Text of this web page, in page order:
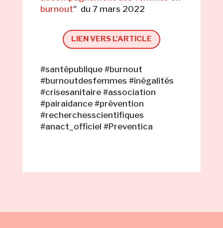
burnout" du 7 mars 2022
LIEN VERS L'ARTICLE
#santépublique #burnout
#burnoutdesfemmes #inégalités
#crisesanitaire #association
#pairaidance #prévention
#recherchesscientifiques
#anact_officiel #Preventica